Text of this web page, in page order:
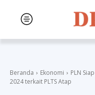
Beranda Ekonomi
PLN
2024 terkait PLTS Atap